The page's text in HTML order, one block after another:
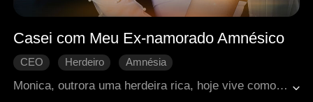
Casei com Meu Ex-namorado Amnésico
CEO Herdeiro
Amnésia
Monica, outrora uma herdeira rica, hoje vive como dona de um bar em Los Angeles. Há três anos, um acidente de carro tirou-lhe o noivo, Leon. Agora ameaçado de demolição, o bar a leva a negociar com o incorporador Albert — que ela descobre ser Leon, vivo, mas sem memória. Entre resistência, atração e sentimentos antigos, eles firmam um acordo de namoro por três meses, enquanto conspirações testam seu caminho até o verdadeiro amor.